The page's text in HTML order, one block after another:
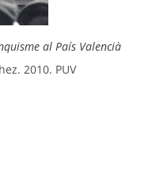
al País Valencià
2010. PUV